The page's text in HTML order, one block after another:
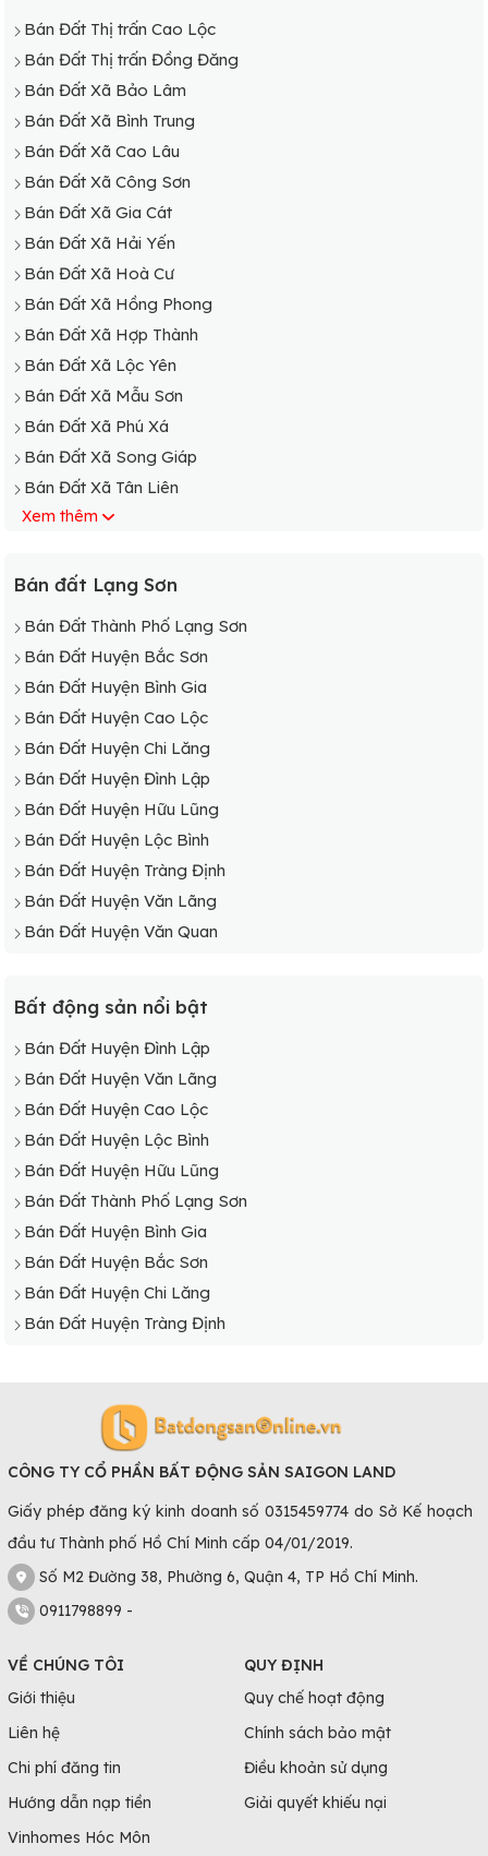
Bán Đất Thị trấn Cao Lộc
Bán Đất Thị trấn Đồng Đăng
Bán Đất Xã Bảo Lâm
Bán Đất Xã Bình Trung
Bán Đất Xã Cao Lâu
Bán Đất Xã Công Sơn
Bán Đất Xã Gia Cát
Bán Đất Xã Hải Yến
Bán Đất Xã Hoà Cư
Bán Đất Xã Hồng Phong
Bán Đất Xã Hợp Thành
Bán Đất Xã Lộc Yên
Bán Đất Xã Mẫu Sơn
Bán Đất Xã Phú Xá
Bán Đất Xã Song Giáp
Bán Đất Xã Tân Liên
Bán Đất Xã Tân Thành
Bán Đất Xã Thanh Loà
Bán Đất Xã Xuân Long
Bán Đất Xã Xuất Lễ
Bán Đất Xã Yên Trạch
Xem thêm
Bán đất Lạng Sơn
Bán Đất Thành Phố Lạng Sơn
Bán Đất Huyện Bắc Sơn
Bán Đất Huyện Bình Gia
Bán Đất Huyện Cao Lộc
Bán Đất Huyện Chi Lăng
Bán Đất Huyện Đình Lập
Bán Đất Huyện Hữu Lũng
Bán Đất Huyện Lộc Bình
Bán Đất Huyện Tràng Định
Bán Đất Huyện Văn Lãng
Bán Đất Huyện Văn Quan
Bất động sản nổi bật
Bán Đất Huyện Đình Lập
Bán Đất Huyện Văn Lãng
Bán Đất Huyện Cao Lộc
Bán Đất Huyện Lộc Bình
Bán Đất Huyện Hữu Lũng
Bán Đất Thành Phố Lạng Sơn
Bán Đất Huyện Bình Gia
Bán Đất Huyện Bắc Sơn
Bán Đất Huyện Chi Lăng
Bán Đất Huyện Tràng Định
CÔNG TY CỔ PHẦN BẤT ĐỘNG SẢN SAIGON LAND
Giấy phép đăng ký kinh doanh số 0315459774 do Sở Kế hoạch
đầu tư Thành phố Hồ Chí Minh cấp 04/01/2019.
Số M2 Đường 38, Phường 6, Quận 4, TP Hồ Chí Minh.
0911798899 -
VỀ CHÚNG TÔI
Giới thiệu
Liên hệ
Chi phí đăng tin
Hướng dẫn nạp tiền
Vinhomes Hóc Môn
QUY ĐỊNH
Quy chế hoạt động
Chính sách bảo mật
Điều khoản sử dụng
Giải quyết khiếu nại